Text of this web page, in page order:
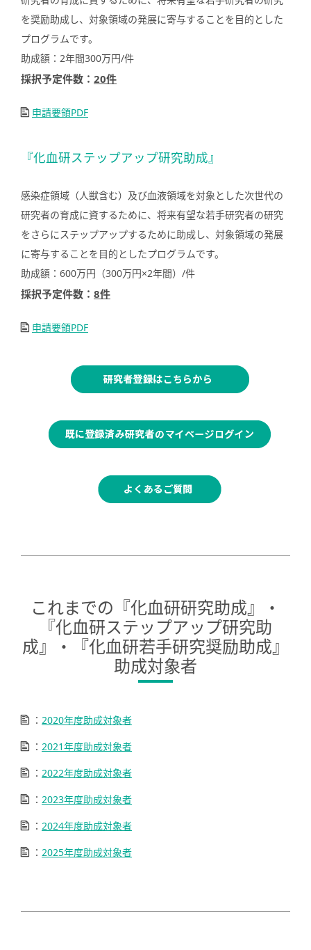
を奨励助成し、対象領域の発展に寄与することを目的とした
プログラムです。
助成額：2年間300万円/件
採択予定件数： 20件
申請要領PDF
『化血研ステップアップ研究助成』
感染症領域（人獣含む）及び血液領域を対象とした次世代の
研究者の育成に資するために、将来有望な若手研究者の研究
をさらにステップアップするために助成し、対象領域の発展
に寄与することを目的としたプログラムです。
助成額：600万円（300万円×2年間）/件
採択予定件数： 8件
申請要領PDF
これまでの『化血研研究助成』・
『化血研ステップアップ研究助
成』・『化血研若手研究奨励助成』
助成対象者
： 2020年度助成対象者
： 2021年度助成対象者
： 2022年度助成対象者
： 2023年度助成対象者
： 2024年度助成対象者
： 2025年度助成対象者